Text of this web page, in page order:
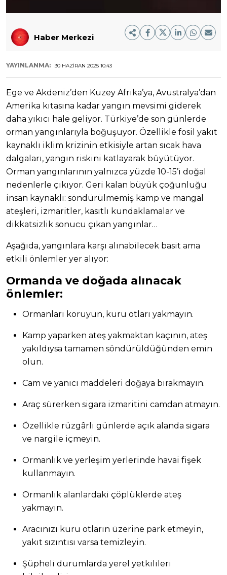
Haber Merkezi
YAYINLANMA: 30 HAZIRAN 2025 10:43
Ege ve Akdeniz’den Kuzey Afrika’ya, Avustralya’dan
Amerika kıtasına kadar yangın mevsimi giderek
daha yıkıcı hale geliyor. Türkiye’de son günlerde
orman yangınlarıyla boğuşuyor. Özellikle fosil yakıt
kaynaklı iklim krizinin etkisiyle artan sıcak hava
dalgaları, yangın riskini katlayarak büyütüyor.
Orman yangınlarının yalnızca yüzde 10-15’i doğal
nedenlerle çıkıyor. Geri kalan büyük çoğunluğu
insan kaynaklı: söndürülmemiş kamp ve mangal
ateşleri, izmaritler, kasıtlı kundaklamalar ve
dikkatsizlik sonucu çıkan yangınlar…
Aşağıda, yangınlara karşı alınabilecek basit ama
etkili önlemler yer alıyor:
Ormanda ve doğada alınacak
önlemler:
Ormanları koruyun, kuru otları yakmayın.
Kamp yaparken ateş yakmaktan kaçının, ateş
yakıldıysa tamamen söndürüldüğünden emin
olun.
Cam ve yanıcı maddeleri doğaya bırakmayın.
Araç sürerken sigara izmaritini camdan atmayın.
Özellikle rüzgârlı günlerde açık alanda sigara
ve nargile içmeyin.
Ormanlık ve yerleşim yerlerinde havai fişek
kullanmayın.
Ormanlık alanlardaki çöplüklerde ateş
yakmayın.
Aracınızı kuru otların üzerine park etmeyin,
yakıt sızıntısı varsa temizleyin.
Şüpheli durumlarda yerel yetkilileri